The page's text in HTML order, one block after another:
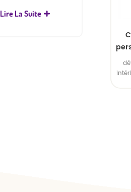
pour adultes
Lire La Suite